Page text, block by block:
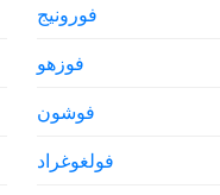
فورونيج
فوزهو
فوشون
فولغوغراد